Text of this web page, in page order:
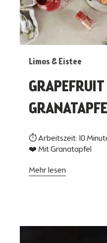
Limos & Eistee
GRAPEFRUIT
⏱ Arbeitszeit: 10
❤️ Mit Granatapfel
Mehr lesen